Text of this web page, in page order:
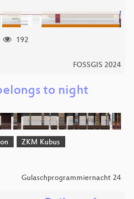
192
FOSSGIS 2024
to night
ZKM Kubus
Gulaschprogrammiernacht 24